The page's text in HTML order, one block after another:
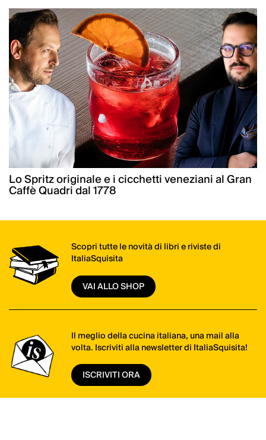
Lo Spritz originale e i cicchetti veneziani al Gran
Caffè Quadri dal 1778
Scopri tutte le novità di libri e riviste di
ItaliaSquisita
VAI ALLO SHOP
Il meglio della cucina italiana, una mail alla
volta. Iscriviti alla newsletter di ItaliaSquisita!
ISCRIVITI ORA